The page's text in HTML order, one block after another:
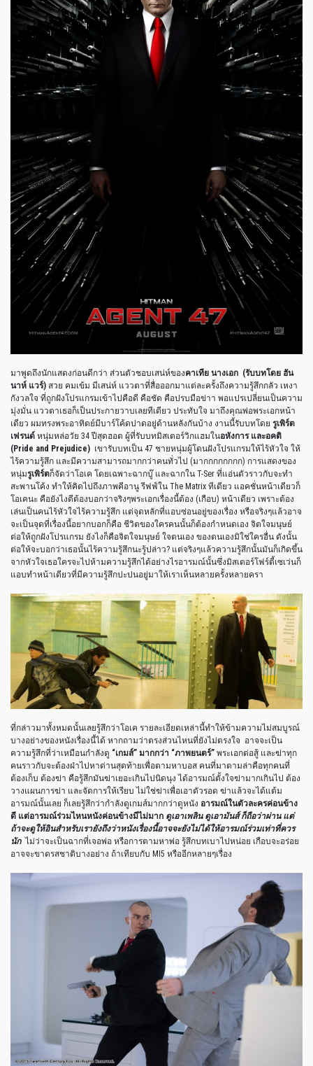
มาพูดถึงนักแสดงก่อนดีกว่า ส่วนตัวชอบเสน่ห์ของคาเทีย นางเอก (รับบทโดย ฮัน
นาห์ แวร์) สวย คมเข้ม มีเสน่ห์ แววตาที่สื่อออกมาแต่ละครั้งถึงความรู้สึกกลัว เหงา
กังวลใจ ที่ถูกฝังโปรแกรมเข้าไปคือดี คือชัด คือปรบมือข่าา พอแปรเปลี่ยนเป็นความ
มุ่งมั่น แววตาเธอก็เป็นประกายวาบเลยทีเดียว ประทับใจ มาถึงคุณพ่อพระเอกหน้า
เดียว ผมทรงพระอาทิตย์มีบาร์โค้ดปาดอยู่ด้านหลังกันบ้าง งานนี้รับบทโดย รูเพิร์ต
เฟรนด์ หนุ่มหล่อวัย 34ปีสุดฮอต ผู้ที่รับบทมิสเตอร์วิกแฮมในอหังการ และอคติ
(Pride and Prejudice) เขารับบทเป็น 47 ชายหนุ่มผู้โดนฝังโปรแกรมให้ไร้หัวใจ ให้
ไร้ความรู้สึก และมีความสามารถมากกว่าคนทั่วไป (มากกกกกกกก) การแสดงของ
หนุ่มรูเพิร์ตก็จัดว่าโอเค โดยเฉพาะฉากบู๊ และฉากใน T-Ser ที่แอ่นตัวราวกับจะทำ
สะพานโค้ง ทำให้คิดไปถึงภาพคีอานู รีฟฟ์ใน The Matrix ทีเดียว แอคชั่นหน้าเดียวก็
โอเคนะ คือยังไงดีต้องบอกว่าจริงๆพระเอกเรื่องนี้ต้อง (เกือบ) หน้าเดียว เพราะต้อง
เล่นเป็นคนไร้หัวใจไร้ความรู้สึก แต่จุดหลักที่แอบซ่อนอยู่ของเรื่อง หรือจริงๆแล้วอาจ
จะเป็นจุดที่เรื่องนี้อยากบอกก็คือ ชีวิตของใครคนนั้นก็ต้องกำหนดเอง จิตใจมนุษย์
ต่อให้ถูกฝังโปรแกรม ยังไงก็คือจิตใจมนุษย์ ใจตนเอง ของตนเองมิใช่ใครอื่น ดังนั้น
ต่อให้จะบอกว่าเธอนั้นไร้ความรู้สึกนะรู้ปล่าว? แต่จริงๆแล้วความรู้สึกนั้นมันก็เกิดขึ้น
จากหัวใจเธอใครจะไปห้ามความรู้สึกได้อย่างไรอารมณ์นั้นซึ่งมิสเตอร์โฟร์ตี้เซเว่นก็
แอบทำหน้าเดียวที่มีความรู้สึกปะปนอยู่มาให้เราเห็นหลายครั้งหลายครา
ที่กล่าวมาทั้งหมดนั้นเลยรู้สึกว่าโอเค รายละเอียดเหล่านี้ทำให้ข้ามความไม่สมบูรณ์
บางอย่างของหนังเรื่องนี้ได้ หากถามว่าตรงส่วนไหนที่ยังไม่ตรงใจ อาจจะเป็น
ความรู้สึกที่ว่าเหมือนกำลังดู “เกมส์” มากกว่า “ภาพยนตร์” พระเอกต่อสู้ และฆ่าทุก
คนราวกับจะต้องฝ่าไปหาด่านสุดท้ายเพื่อตามหาบอส คนที่มาตามล่าคือทุกคนที่
ต้องเก็บ ต้องฆ่า คือรู้สึกมันฆ่าเยอะเกินไปนิดนุง ได้อารมณ์ตั้งใจฆ่ามากเกินไป ต้อง
วางแผนการฆ่า และจัดการให้เรียบ ไม่ใช่ฆ่าเพื่อเอาตัวรอด ฆ่าแล้วจะได้แต้ม
อารมณ์นั้นเลย ก็เลยรู้สึกว่ากำลังดูเกมส์มากกว่าดูหนัง อารมณ์ในตัวละครค่อนข้าง
ดี แต่อารมณ์ร่วมไหนหนังค่อนข้างมีไม่มาก ดูเอาเพลิน ดูเอามันส์ ก็ถือว่าผ่าน แต่
ถ้าจะดูให้อินสำหรับเรายังถึงว่าหนังเรื่องนี้อาจจะยังไม่ได้ให้อารมณ์ร่วมเท่าที่ควร
นัก ไม่ว่าจะเป็นฉากที่เจอพ่อ หรือการตามหาพ่อ รู้สึกบทเบาไปหน่อย เกือบจะอร่อย
อาจจะขาดรสชาติบางอย่าง ถ้าเทียบกับ MI5 หรืออีกหลายๆเรื่อง